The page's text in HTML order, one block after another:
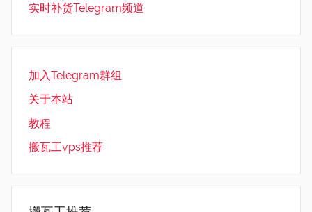
实时补货Telegram频道
加入Telegram群组
关于本站
教程
搬瓦工vps推荐